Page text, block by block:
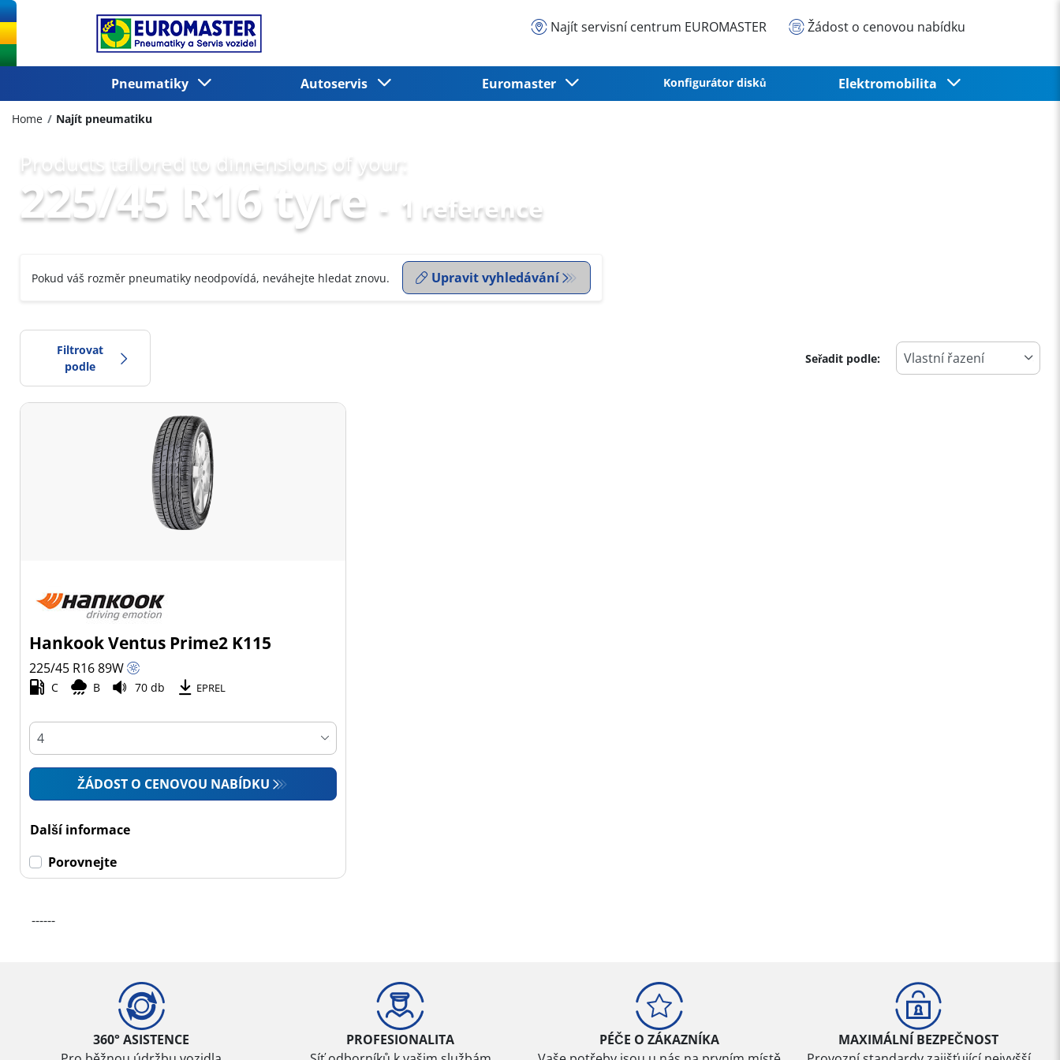
Najít servisní centrum EUROMASTER Žádost o cenovou nabídku
Pneumatiky Autoservis Euromaster Konfigurátor disků Elektromobilita
Home Najít pneumatiku
Products tailored to dimensions of your:
225/45 R16 tyre - 1 reference
Pokud váš rozměr pneumatiky neodpovídá, neváhejte hledat znovu. Upravit vyhledávání
Filtrovat
podle
1
Všechny typy (1)
Celoroční (0)
Všechny typy (1)
Dodávka (0)
Campingový vůz (0)
Zemědělská technika
Seřadit podle:
Hankook Ventus Prime2 K115
225/45 R1689W
C B 70 db EPREL
ŽÁDOST O CENOVOU NABÍDKU
Další informace
Porovnejte
------
360° ASISTENCE
PROFESIONALITA
PÉČE O ZÁKAZNÍKA
MAXIMÁLNÍ BEZPEČNOST